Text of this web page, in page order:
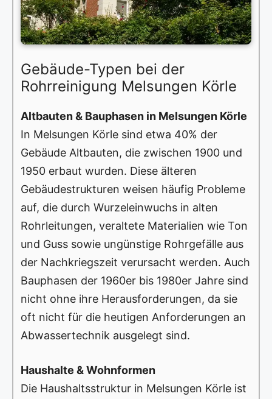
Gebäude-Typen bei der
Rohrreinigung Melsungen Körle
Altbauten & Bauphasen in Melsungen Körle
In Melsungen Körle sind etwa 40% der
Gebäude Altbauten, die zwischen 1900 und
1950 erbaut wurden. Diese älteren
Gebäudestrukturen weisen häufig Probleme
auf, die durch Wurzeleinwuchs in alten
Rohrleitungen, veraltete Materialien wie Ton
und Guss sowie ungünstige Rohrgefälle aus
der Nachkriegszeit verursacht werden. Auch
Bauphasen der 1960er bis 1980er Jahre sind
nicht ohne ihre Herausforderungen, da sie
oft nicht für die heutigen Anforderungen an
Abwassertechnik ausgelegt sind.
Haushalte & Wohnformen
Die Haushaltsstruktur in Melsungen Körle ist